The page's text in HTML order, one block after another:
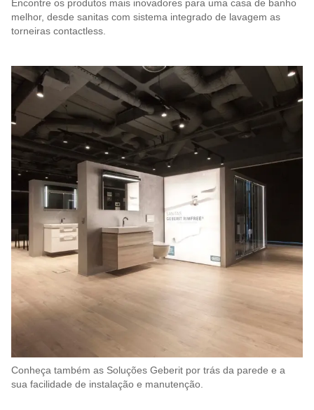
Encontre os produtos mais inovadores para uma casa de banho
melhor, desde sanitas com sistema integrado de lavagem as
torneiras contactless.
Conheça também as Soluções Geberit por trás da parede e a
sua facilidade de instalação e manutenção.